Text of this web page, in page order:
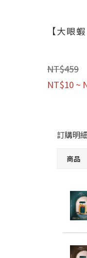
【大眼
NT$459
NT$10 ~
訂購明
商品